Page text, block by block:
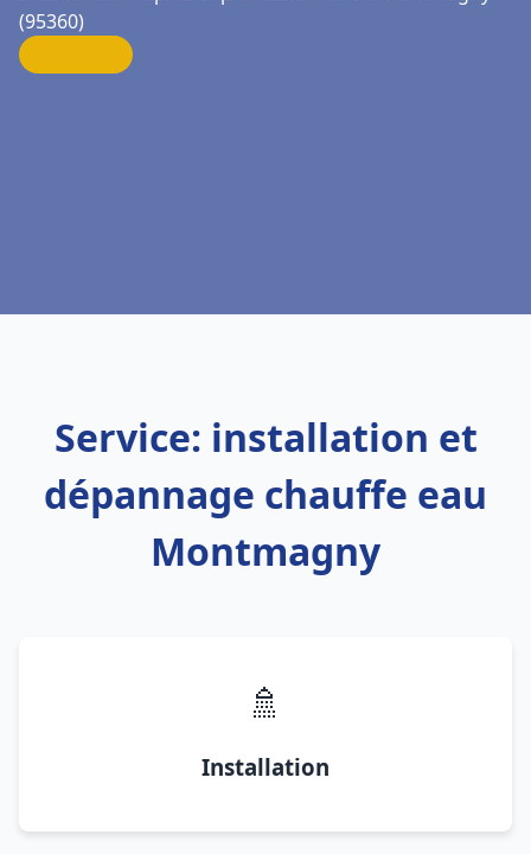
(95360)
Service: installation et
dépannage chauffe eau
Montmagny
🚿
Installation